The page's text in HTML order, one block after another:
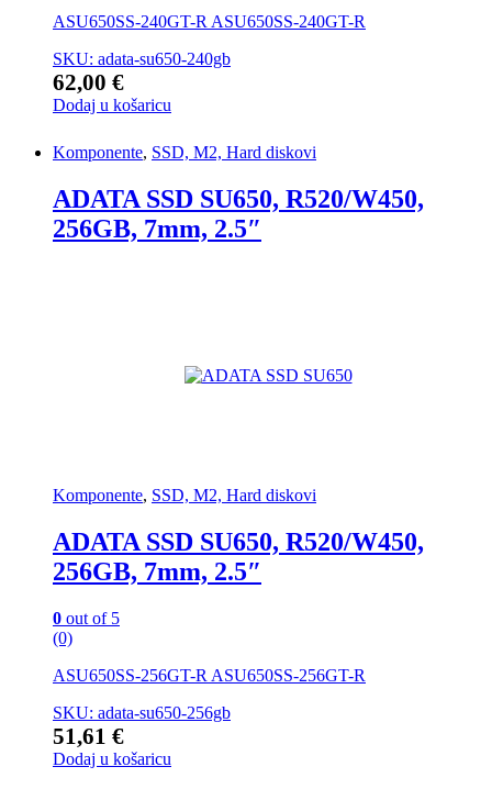
ASU650SS-240GT-R ASU650SS-240GT-R
SKU: adata-su650-240gb
62,00 €
Dodaj u košaricu
Komponente, SSD, M2, Hard diskovi
ADATA SSD SU650, R520/W450,
256GB, 7mm, 2.5″
Komponente, SSD, M2, Hard diskovi
ADATA SSD SU650, R520/W450,
256GB, 7mm, 2.5″
0 out of 5
(0)
ASU650SS-256GT-R ASU650SS-256GT-R
SKU: adata-su650-256gb
51,61 €
Dodaj u košaricu